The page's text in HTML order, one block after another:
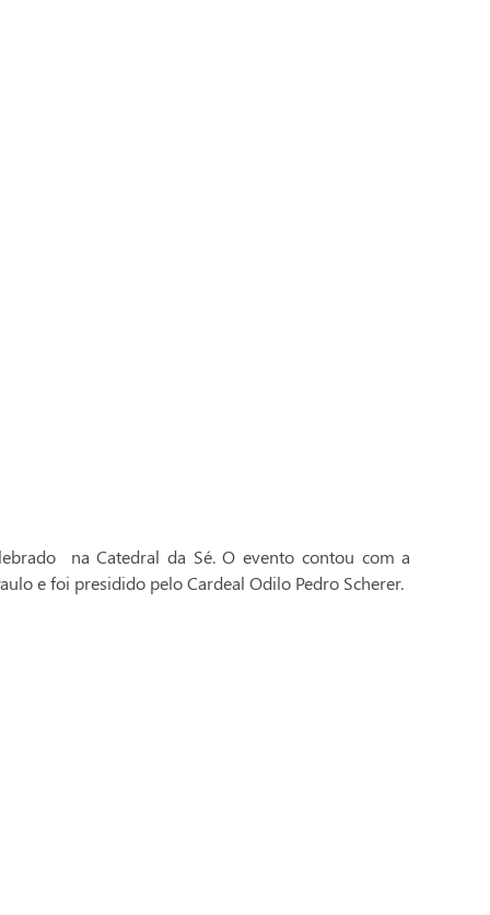
na Catedral da Sé. O evento contou com a
e foi presidido pelo Cardeal Odilo Pedro Scherer.